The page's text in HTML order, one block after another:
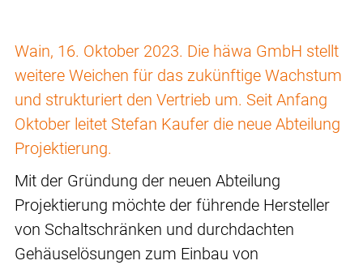
Wain, 16. Oktober 2023. Die häwa GmbH stellt
weitere Weichen für das zukünftige Wachstum
und strukturiert den Vertrieb um. Seit Anfang
Oktober leitet Stefan Kaufer die neue Abteilung
Projektierung.
Mit der Gründung der neuen Abteilung
Projektierung möchte der führende Hersteller
von Schaltschränken und durchdachten
Gehäuselösungen zum Einbau von